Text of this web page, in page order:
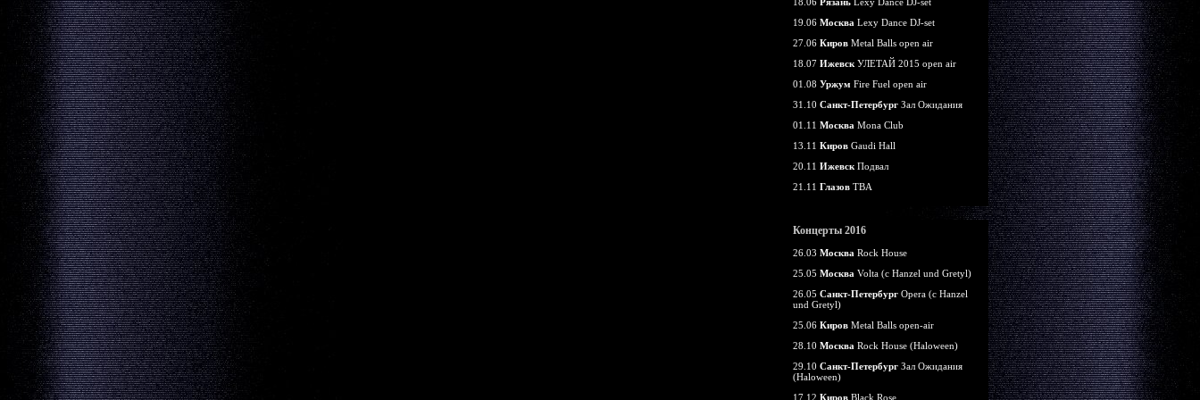
19.06 Москва Lexy Dance DJ-set
27.06 Киров Metal Balls open air
18.07 Ижевск УЛЕТАЙ 2015 open air
01.08 Уржум Fire Fuel open air
31.10 Санкт-Петербург Зал Ожидания
01.11 Москва Mona Club
13.11 Киров Gaudi Hall
20.11 Ижевск Подвал
21.11 Глазов TBA
Концерты 2016
26.03 Москва Rock House
25.05 Москва Volta (c Hanzel und Gretyl)
26.05 Санкт-Петербург Opera (c Hanzel
und Gretyl)
25.06 Киров Metal Balls open-air
28.10 Москва Rock House (Haloween)
29.10 Санкт-Петербург Зал Ожидания
(Haloween)
17.12 Киров Black Rose